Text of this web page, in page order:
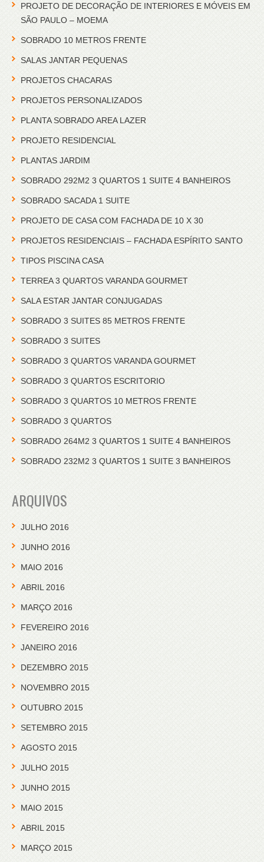
PROJETO DE DECORAÇÃO DE INTERIORES E MÓVEIS EM
SÃO PAULO – MOEMA
SOBRADO 10 METROS FRENTE
SALAS JANTAR PEQUENAS
PROJETOS CHACARAS
PROJETOS PERSONALIZADOS
PLANTA SOBRADO AREA LAZER
PROJETO RESIDENCIAL
PLANTAS JARDIM
SOBRADO 292M2 3 QUARTOS 1 SUITE 4 BANHEIROS
SOBRADO SACADA 1 SUITE
PROJETO DE CASA COM FACHADA DE 10 X 30
PROJETOS RESIDENCIAIS – FACHADA ESPÍRITO SANTO
TIPOS PISCINA CASA
TERREA 3 QUARTOS VARANDA GOURMET
SALA ESTAR JANTAR CONJUGADAS
SOBRADO 3 SUITES 85 METROS FRENTE
SOBRADO 3 SUITES
SOBRADO 3 QUARTOS VARANDA GOURMET
SOBRADO 3 QUARTOS ESCRITORIO
SOBRADO 3 QUARTOS 10 METROS FRENTE
SOBRADO 3 QUARTOS
SOBRADO 264M2 3 QUARTOS 1 SUITE 4 BANHEIROS
SOBRADO 232M2 3 QUARTOS 1 SUITE 3 BANHEIROS
ARQUIVOS
JULHO 2016
JUNHO 2016
MAIO 2016
ABRIL 2016
MARÇO 2016
FEVEREIRO 2016
JANEIRO 2016
DEZEMBRO 2015
NOVEMBRO 2015
OUTUBRO 2015
SETEMBRO 2015
AGOSTO 2015
JULHO 2015
JUNHO 2015
MAIO 2015
ABRIL 2015
MARÇO 2015